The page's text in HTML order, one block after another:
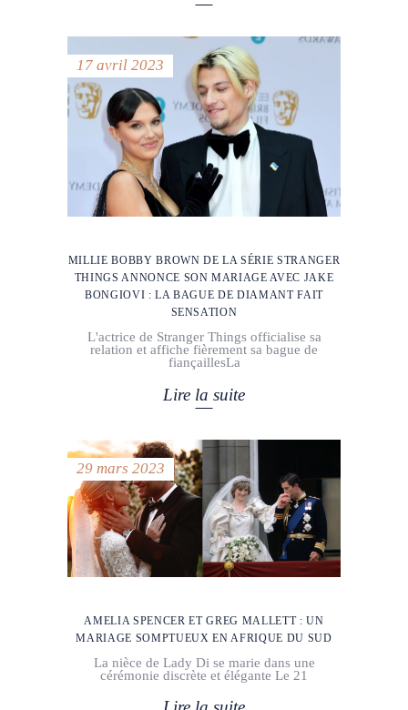
17 avril 2023
MILLIE BOBBY BROWN DE LA SÉRIE STRANGER
THINGS ANNONCE SON MARIAGE AVEC JAKE
BONGIOVI : LA BAGUE DE DIAMANT FAIT
SENSATION
L'actrice de Stranger Things officialise sa
relation et affiche fièrement sa bague de
fiançaillesLa
Lire la suite
29 mars 2023
AMELIA SPENCER ET GREG MALLETT : UN
MARIAGE SOMPTUEUX EN AFRIQUE DU SUD
La nièce de Lady Di se marie dans une
cérémonie discrète et élégante Le 21